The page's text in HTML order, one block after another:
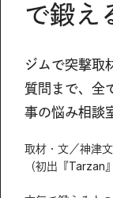
で鍛え
ジムで突撃取
質問まで、全
事の悩み相談
取材・文／神津
（初出『Tarzan